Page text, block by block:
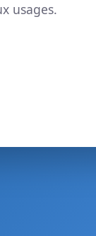
usages.